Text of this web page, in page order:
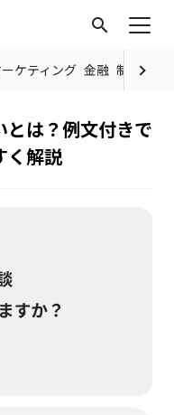
search
ケティング 金融 制度・規
とは？例文付きで
く解説